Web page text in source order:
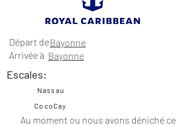
Départ de
Arrivée à
Bayonne
Bayonne
Escales:
Nassau
CocoCay
Au moment ou nous avons déniché ce